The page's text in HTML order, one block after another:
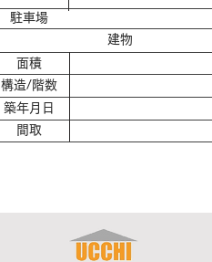
​面積
​構造/階数
​築年月日
​間取
​駐車場
​建物